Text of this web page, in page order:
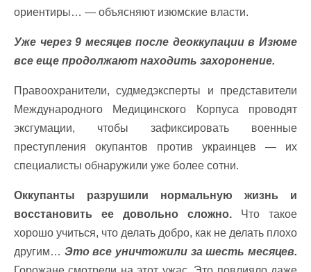
ориентиры… — объясняют изюмские власти.
Уже через 9 месяцев после деоккупации в Изюме
все еще продолжают находить захоронение.
Правоохранители, судмедэксперты и представители
Международного Медицинского Корпуса проводят
эксгумации, чтобы зафиксировать военные
преступления окупантов против украинцев — их
специалисты обнаружили уже более сотни.
Оккупанты разрушили нормальную жизнь и
восстановить ее довольно сложно. Что такое
хорошо учиться, что делать добро, как не делать плохо
другим… Это все уничтожили за шесть месяцев.